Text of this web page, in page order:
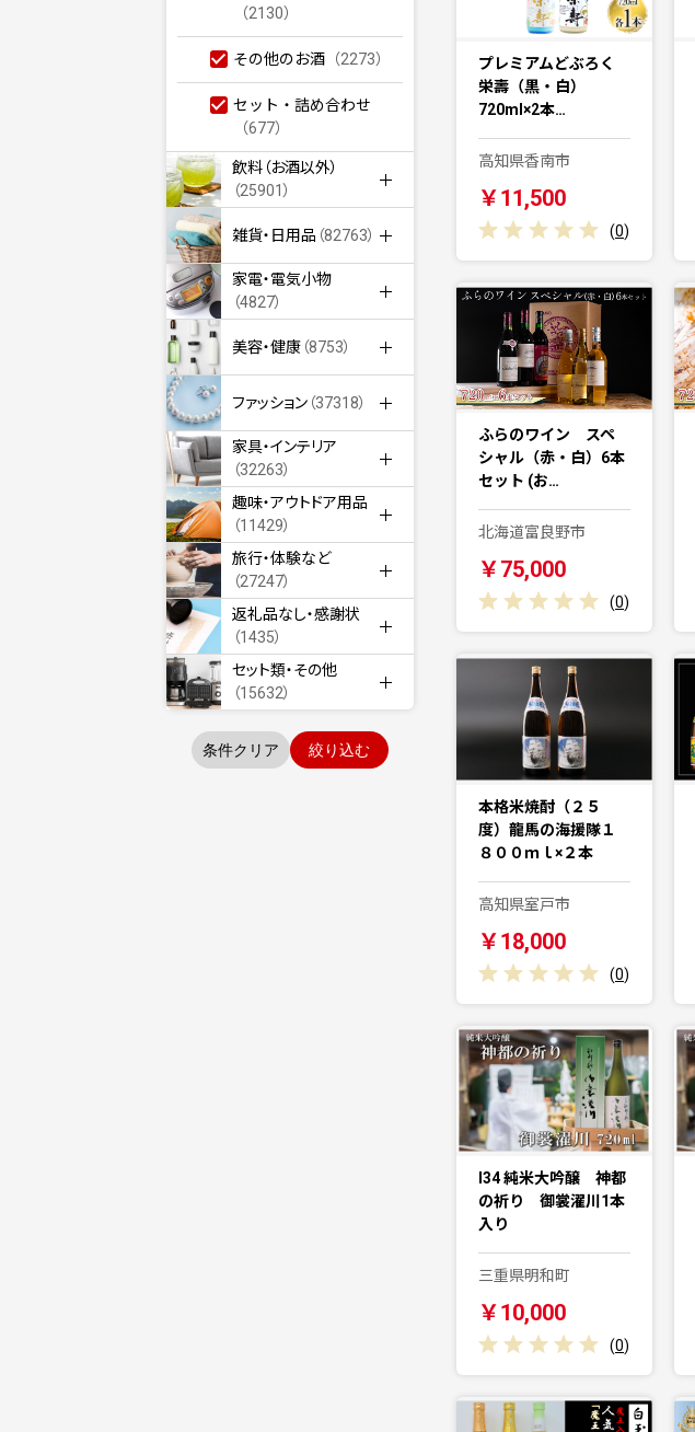
（2130）
その他のお酒 （2273）
セット・詰め合わせ
（677）
飲料（お酒以外）
（25901）
雑貨・日用品 （82763）
家電・電気小物
（4827）
美容・健康 （8753）
ファッション （37318）
家具・インテリア
（32263）
趣味・アウトドア用品
（11429）
旅行・体験など
（27247）
返礼品なし・感謝状
（1435）
セット類・その他
（15632）
条件クリア 絞り込む
プレミアムどぶろく
栄壽（黒・白）
720ml×2本…
高知県香南市
￥11,500
(0)
ふらのワイン スペ
シャル（赤・白）6本
セット (お…
北海道富良野市
￥75,000
(0)
本格米焼酎（２５
度）龍馬の海援隊１
８００ｍｌ×２本
高知県室戸市
￥18,000
(0)
I34 純米大吟醸 神都
の祈り 御裳濯川1本
入り
三重県明和町
￥10,000
(0)